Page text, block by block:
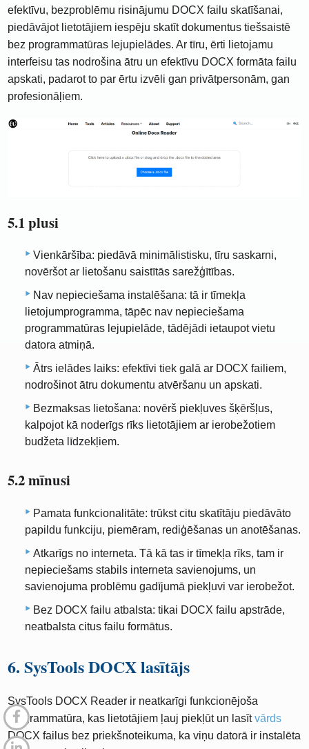
efektīvu, bezproblēmu risinājumu DOCX failu skatīšanai,
piedāvājot lietotājiem iespēju skatīt dokumentus tiešsaistē
bez programmatūras lejupielādes. Ar tīru, ērti lietojamu
interfeisu tas nodrošina ātru un efektīvu DOCX formāta failu
apskati, padarot to par ērtu izvēli gan privātpersonām, gan
profesionāļiem.
5.1 plusi
Vienkāršība: piedāvā minimālistisku, tīru saskarni,
novēršot ar lietošanu saistītās sarežģītības.
Nav nepieciešama instalēšana: tā ir tīmekļa
lietojumprogramma, tāpēc nav nepieciešama
programmatūras lejupielāde, tādējādi ietaupot vietu
datora atmiņā.
Ātrs ielādes laiks: efektīvi tiek galā ar DOCX failiem,
nodrošinot ātru dokumentu atvēršanu un apskati.
Bezmaksas lietošana: novērš piekļuves šķēršļus,
kalpojot kā noderīgs rīks lietotājiem ar ierobežotiem
budžeta līdzekļiem.
5.2 mīnusi
Pamata funkcionalitāte: trūkst citu skatītāju piedāvāto
papildu funkciju, piemēram, rediģēšanas un anotēšanas.
Atkarīgs no interneta. Tā kā tas ir tīmekļa rīks, tam ir
nepieciešams stabils interneta savienojums, un
savienojuma problēmu gadījumā piekļuvi var ierobežot.
Bez DOCX failu atbalsta: tikai DOCX failu apstrāde,
neatbalsta citus failu formātus.
6. SysTools DOCX lasītājs
SysTools DOCX Reader ir neatkarīgi funkcionējoša
programmatūra, kas lietotājiem ļauj piekļūt un lasītvārds
DOCX failus bez priekšnoteikuma, ka viņu datorā ir instalēta